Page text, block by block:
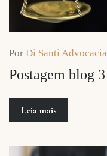
Por Di Santi Advocacia
Postagem blog 3
Leia mais